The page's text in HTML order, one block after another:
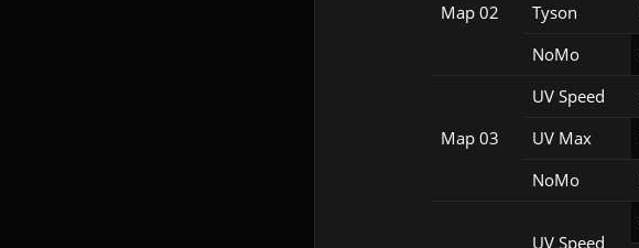
Map 02 Tyson
NoMo
Map 03
UV Speed
UV Max
NoMo
UV Speed